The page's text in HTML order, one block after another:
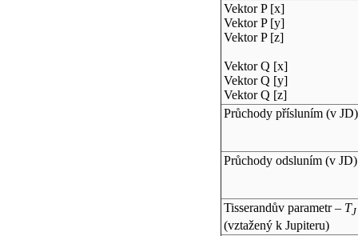
Vektor P [x]
Vektor P [y]
Vektor P [z]
Vektor Q [x]
Vektor Q [y]
Vektor Q [z]
Průchody přísluním (v JD)
Průchody odsluním (v JD)
Tisserandův parametr – TJ
(vztažený k Jupiteru)